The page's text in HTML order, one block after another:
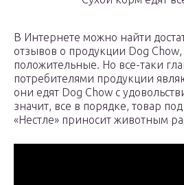
В Интернете можно найти
отзывов о продукции Dog
положительные. Но все-таки
потребителями продукции
они едят Dog Chow с
значит, все в порядке, товар
«Нестле» приносит животным